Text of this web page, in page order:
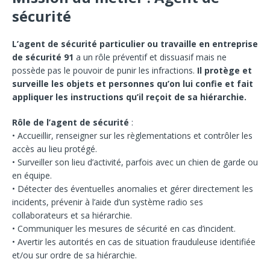
sécurité
L’agent de sécurité particulier ou travaille en entreprise
de sécurité 91 a un rôle préventif et dissuasif mais ne
possède pas le pouvoir de punir les infractions. Il protège et
surveille les objets et personnes qu’on lui confie et fait
appliquer les instructions qu’il reçoit de sa hiérarchie.
Rôle de l’agent de sécurité :
• Accueillir, renseigner sur les règlementations et contrôler les
accès au lieu protégé.
• Surveiller son lieu d’activité, parfois avec un chien de garde ou
en équipe.
• Détecter des éventuelles anomalies et gérer directement les
incidents, prévenir à l’aide d’un système radio ses
collaborateurs et sa hiérarchie.
• Communiquer les mesures de sécurité en cas d’incident.
• Avertir les autorités en cas de situation frauduleuse identifiée
et/ou sur ordre de sa hiérarchie.